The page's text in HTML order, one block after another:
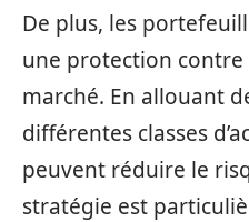
De plus, les
une protection
marché. En allouant
différentes classes
peuvent réduire le
stratégie est